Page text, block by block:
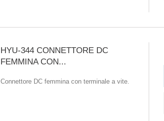
HYU-344 CONNETTORE DC
FEMMINA CON...
Connettore DC femmina con terminale a vite.